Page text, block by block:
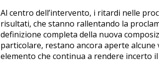
Al centro dell’intervento, i ritardi nelle
risultati, che stanno rallentando la
definizione completa della nuova
particolare, restano ancora aperte alcune
elemento che continua a rendere incerto